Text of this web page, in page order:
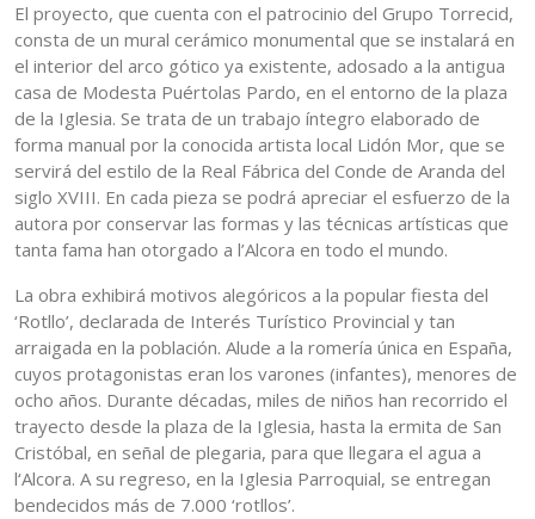
El proyecto, que cuenta con el patrocinio del Grupo Torrecid,
consta de un mural cerámico monumental que se instalará en
el interior del arco gótico ya existente, adosado a la antigua
casa de Modesta Puértolas Pardo, en el entorno de la plaza
de la Iglesia. Se trata de un trabajo íntegro elaborado de
forma manual por la conocida artista local Lidón Mor, que se
servirá del estilo de la Real Fábrica del Conde de Aranda del
siglo XVIII. En cada pieza se podrá apreciar el esfuerzo de la
autora por conservar las formas y las técnicas artísticas que
tanta fama han otorgado a l’Alcora en todo el mundo.
La obra exhibirá motivos alegóricos a la popular fiesta del
‘Rotllo’, declarada de Interés Turístico Provincial y tan
arraigada en la población. Alude a la romería única en España,
cuyos protagonistas eran los varones (infantes), menores de
ocho años. Durante décadas, miles de niños han recorrido el
trayecto desde la plaza de la Iglesia, hasta la ermita de San
Cristóbal, en señal de plegaria, para que llegara el agua a
l‘Alcora. A su regreso, en la Iglesia Parroquial, se entregan
bendecidos más de 7.000 ‘rotllos’.